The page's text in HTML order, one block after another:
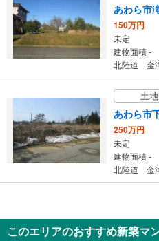
あわら市
150万円
未定
建物面積 -
北陸道 金
土地
あわら市
250万円
未定
建物面積 -
北陸道 金
あわら市
150万円
このエリアのおすすめ新築マ